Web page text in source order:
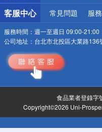
客服中心 常見問題 服
服務時間： 週一至週日 09:00-21:00
公司地址： 台北市北投區大業路136
食品業者登錄字
Copyright©2026 Uni-